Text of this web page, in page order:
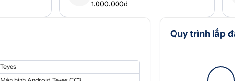
1.000.000₫
Teyes
Quy trình lắp